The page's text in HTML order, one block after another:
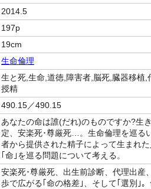
2014.5
197p
19cm
生命倫理
生と死,生命,道徳,障害者,脳死,臓器移植
授精
490.15／490.15
あなたの命は誰(だれ)のものですか?生
定、安楽死･尊厳死…。生命倫理を巡る
者から提供された精子によって生まれ
｢命｣を巡る問題について考える。
安楽死･尊厳死、出生前診断、代理出
歩で広がる｢命の格差｣、そして｢選別｣